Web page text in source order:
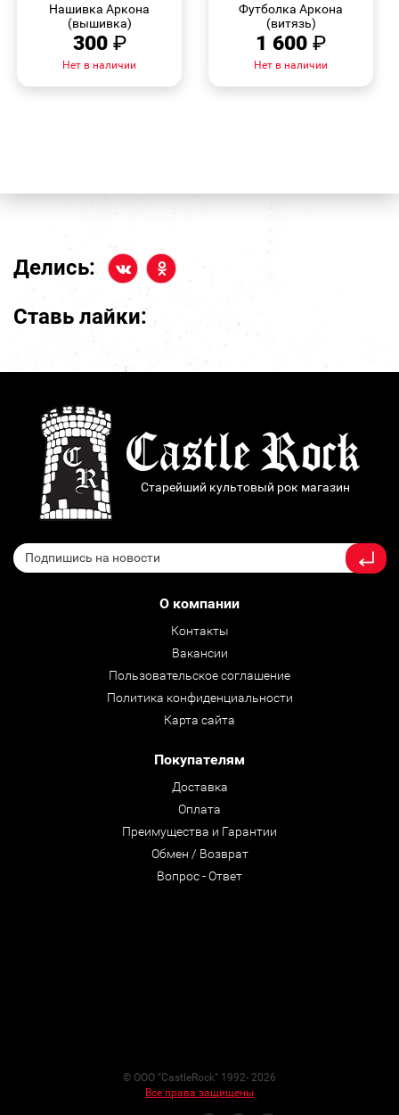
Нашивка Аркона
(вышивка)
300 ₽
Нет в наличии
Футболка Аркона
(витязь)
1 600 ₽
Нет в наличии
Делись:
Ставь лайки:
Старейший культовый рок магазин
О компании
Контакты
Вакансии
Пользовательское соглашение
Политика конфиденциальности
Карта сайта
Покупателям
Доставка
Оплата
Преимущества и Гарантии
Обмен / Возврат
Вопрос - Ответ
© ООО "CastleRock" 1992- 2026
Все права защищены